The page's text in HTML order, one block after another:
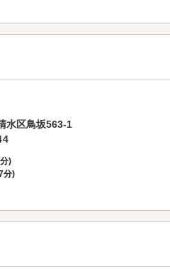
水区鳥坂563-1
)
分)